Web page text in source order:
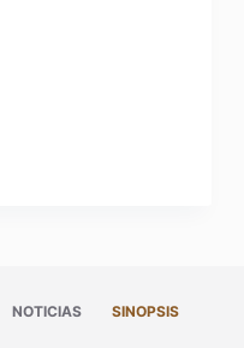
NOTICIAS SINOPSIS